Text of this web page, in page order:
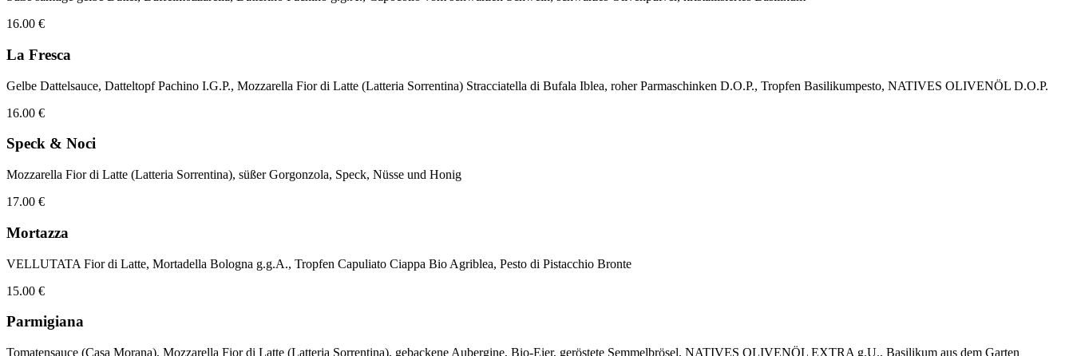
16.00 €
La Fresca
Gelbe Dattelsauce, Datteltopf Pachino I.G.P., Mozzarella Fior di Latte (Latteria Sorrentina) Stracciatella di Bufala Iblea, roher Parmaschinken D.O.P., Tropfen Basilikumpesto, NATIVES OLIVENÖL D.O.P.
16.00 €
Speck & Noci
Mozzarella Fior di Latte (Latteria Sorrentina), süßer Gorgonzola, Speck, Nüsse und Honig
17.00 €
Mortazza
VELLUTATA Fior di Latte, Mortadella Bologna g.g.A., Tropfen Capuliato Ciappa Bio Agriblea, Pesto di Pistacchio Bronte
15.00 €
Parmigiana
Tomatensauce (Casa Morana), Mozzarella Fior di Latte (Latteria Sorrentina), gebackene Aubergine, Bio-Eier, geröstete Semmelbrösel, NATIVES OLIVENÖL EXTRA g.U., Basilikum aus dem Garten